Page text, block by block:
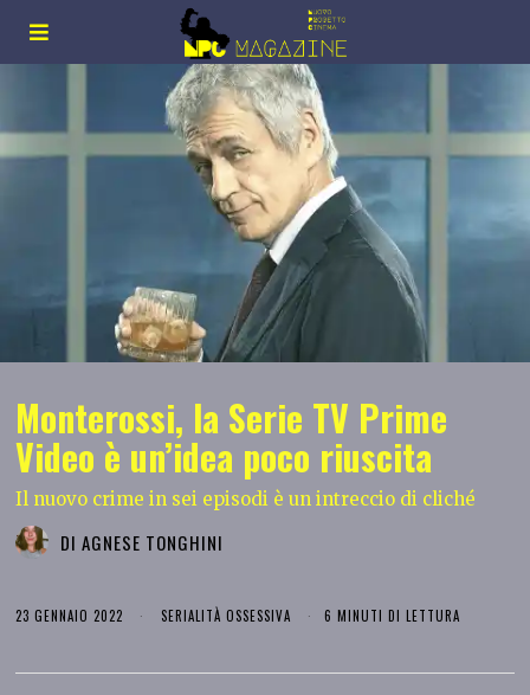
Monterossi, la Serie TV Prime
Video è un’idea poco riuscita
Il nuovo crime in sei episodi è un intreccio di cliché
DIAGNESE TONGHINI
23 GENNAIO 2022 SERIALITÀ OSSESSIVA 6 MINUTI DI LETTURA